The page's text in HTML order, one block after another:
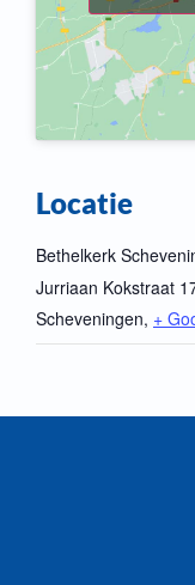
Locatie
Bethelkerk
Jurriaan Kokstraat
Scheveningen, +